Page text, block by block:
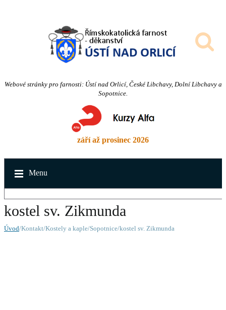
Webové stránky pro farnosti: Ústí nad Orlicí, České Libchavy, Dolní Libchavy a
Sopotnice.
září až prosinec 2026
Menu
kostel sv. Zikmunda
Úvod/Kontakt/Kostely a kaple/Sopotnice/kostel sv. Zikmunda